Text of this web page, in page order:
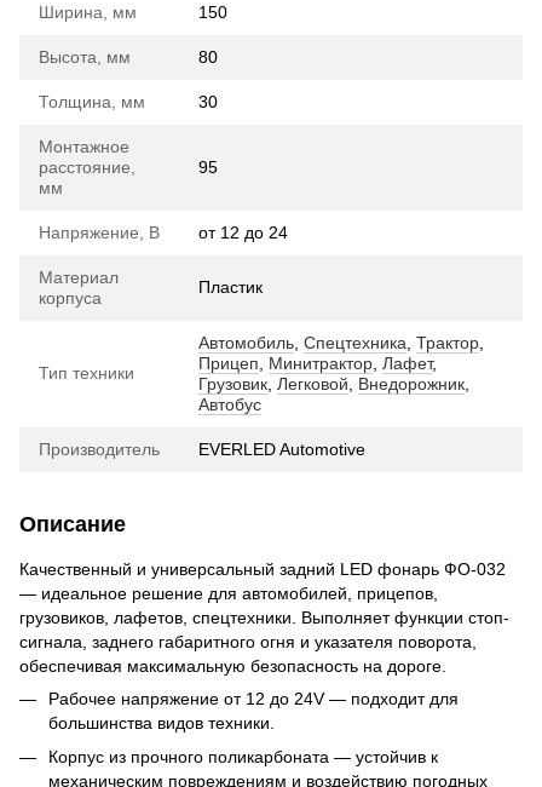
Ширина, мм 150
Высота, мм 80
Толщина, мм 30
Монтажное
расстояние,
мм
95
Напряжение, В от 12 до 24
Материал
корпуса
Пластик
Тип техники
Автомобиль Спецтехника Трактор
Прицеп
Минитрактор Лафет,
Грузовик Легковой Внедорожник
Автобус
Производитель EVERLED Automotive
Описание
Качественный и универсальный задний LED фонарь ФО-032
— идеальное решение для автомобилей, прицепов,
грузовиков, лафетов, спецтехники. Выполняет функции стоп-
сигнала, заднего габаритного огня и указателя поворота,
обеспечивая максимальную безопасность на дороге.
Рабочее напряжение от 12 до 24V — подходит для
большинства видов техники.
Корпус из прочного поликарбоната — устойчив к
механическим повреждениям и воздействию погодных